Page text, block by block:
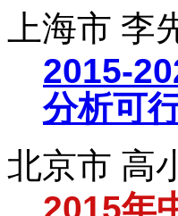
上海市
2015-
分析可
北京市 高